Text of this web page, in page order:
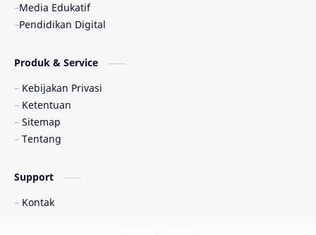
Media Edukatif
Pendidikan Digital
Produk & Service
Kebijakan Privasi
Ketentuan
Sitemap
Tentang
Support
Kontak